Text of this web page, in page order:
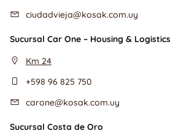
ciudadvieja@kosak.com.uy
Sucursal Car One – Housing & Logistics
Km 24
+598 96 825 750
carone@kosak.com.uy
Sucursal Costa de Oro